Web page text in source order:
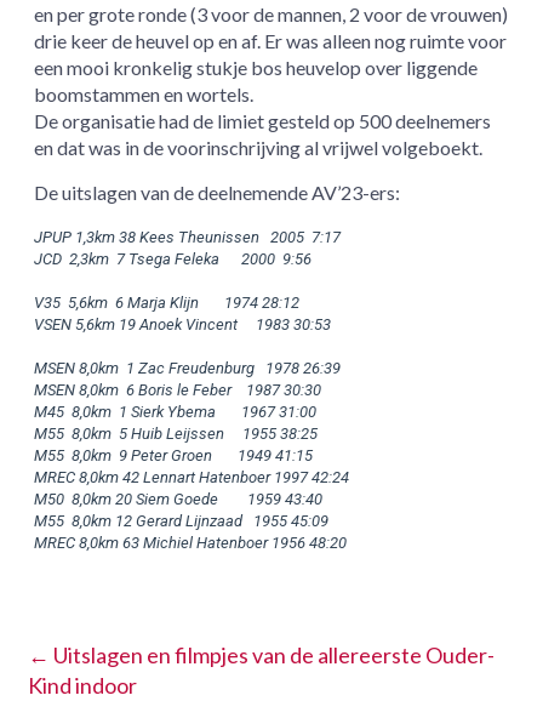
en per grote ronde (3 voor de mannen, 2 voor de vrouwen)
drie keer de heuvel op en af. Er was alleen nog ruimte voor
een mooi kronkelig stukje bos heuvelop over liggende
boomstammen en wortels.
De organisatie had de limiet gesteld op 500 deelnemers
en dat was in de voorinschrijving al vrijwel volgeboekt.
De uitslagen van de deelnemende AV’23-ers:
JPUP 1,3km 38 Kees Theunissen   2005  7:17
JCD  2,3km  7 Tsega Feleka      2000  9:56
V35  5,6km  6 Marja Klijn       1974 28:12
VSEN 5,6km 19 Anoek Vincent     1983 30:53
MSEN 8,0km  1 Zac Freudenburg   1978 26:39
MSEN 8,0km  6 Boris le Feber    1987 30:30
M45  8,0km  1 Sierk Ybema       1967 31:00
M55  8,0km  5 Huib Leijssen     1955 38:25
M55  8,0km  9 Peter Groen       1949 41:15
MREC 8,0km 42 Lennart Hatenboer 1997 42:24
M50  8,0km 20 Siem Goede        1959 43:40
M55  8,0km 12 Gerard Lijnzaad   1955 45:09
MREC 8,0km 63 Michiel Hatenboer 1956 48:20
← Uitslagen en filmpjes van de allereerste Ouder-
Kind indoor